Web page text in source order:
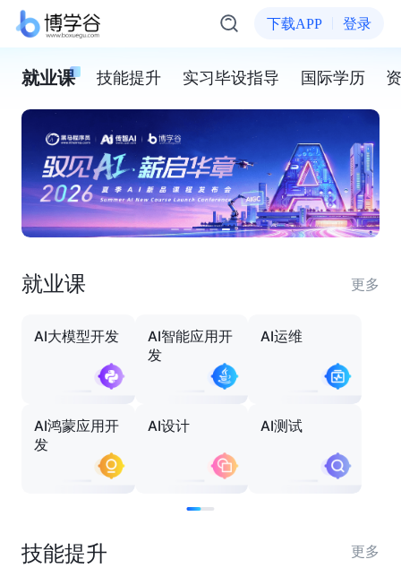
下载APP 登录
就业课 技能提升 实习毕设指导 国际学历
就业课 更多
AI大模型开发
AI智能应用开
发
AI运维
AI鸿蒙应用开
发
AI设计 AI测试
技能提升 更多